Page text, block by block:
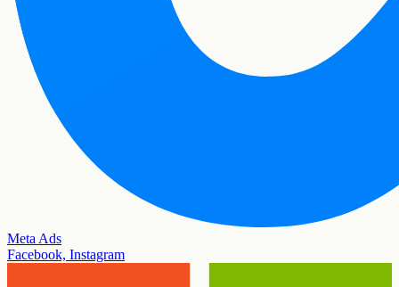
Meta Ads
Facebook, Instagram